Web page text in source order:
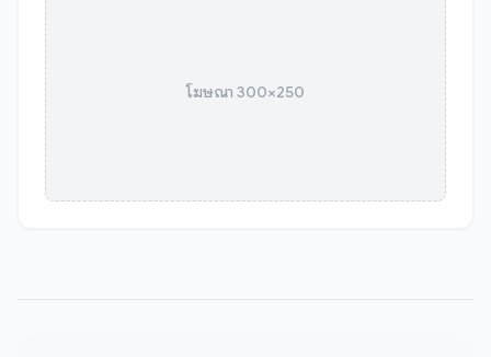
โฆษณา 300×250